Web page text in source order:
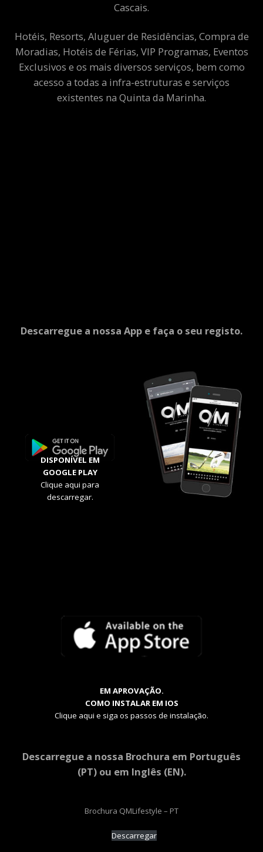
Cascais.
Hotéis, Resorts, Aluguer de Residências, Compra de
Moradias, Hotéis de Férias, VIP Programas, Eventos
Exclusivos e os mais diversos serviços, bem como
acesso a todas a infra-estruturas e serviços
existentes na Quinta da Marinha.
Descarregue a nossa App e faça o seu registo.
DISPONÍVEL EM
GOOGLE PLAY
Clique aqui para
descarregar.
EM APROVAÇÃO.
COMO INSTALAR EM IOS
Clique aqui e siga os passos de instalação.
Descarregue a nossa Brochura em Português
(PT) ou em Inglês (EN).
Brochura QMLifestyle – PT
Descarregar